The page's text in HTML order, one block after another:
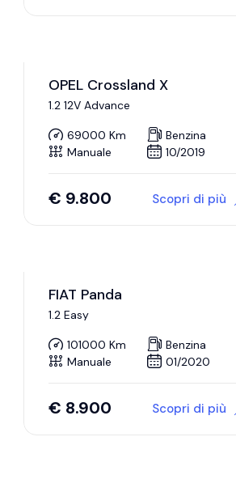
OPEL Crossland X
1.2 12V Advance
69000 Km
Benzina
Manuale
10/2019
€ 9.800 Scopri di più
FIAT Panda
1.2 Easy
101000 Km
Benzina
Manuale
01/2020
€ 8.900 Scopri di più